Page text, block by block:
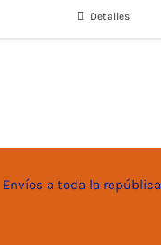
Detalles
Envíos a toda la república